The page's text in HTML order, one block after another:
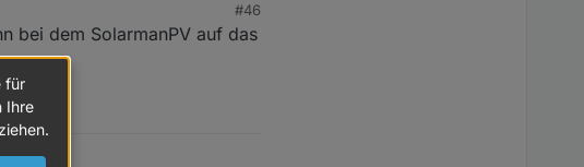
lief ohne Fehler durch. Die
#46
bei dem SolarmanPV auf das
für
Ihre